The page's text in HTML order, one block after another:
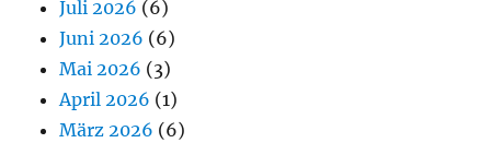
Juli 2026 (6)
Juni 2026 (6)
Mai 2026 (3)
April 2026 (1)
März 2026 (6)